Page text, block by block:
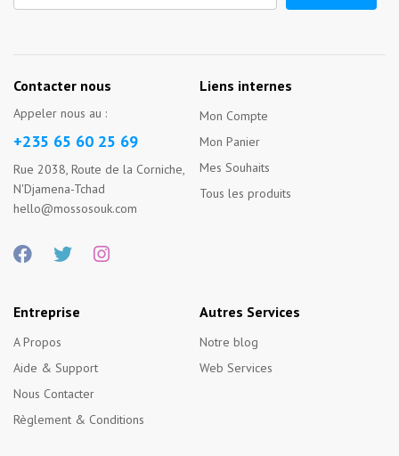
Contacter nous
Appeler nous au :
+235 65 60 25 69
Rue 2038, Route de la Corniche,
N'Djamena-Tchad
hello@mossosouk.com
Liens internes
Mon Compte
Mon Panier
Mes Souhaits
Tous les produits
Entreprise
A Propos
Aide & Support
Nous Contacter
Règlement & Conditions
Autres Services
Notre blog
Web Services